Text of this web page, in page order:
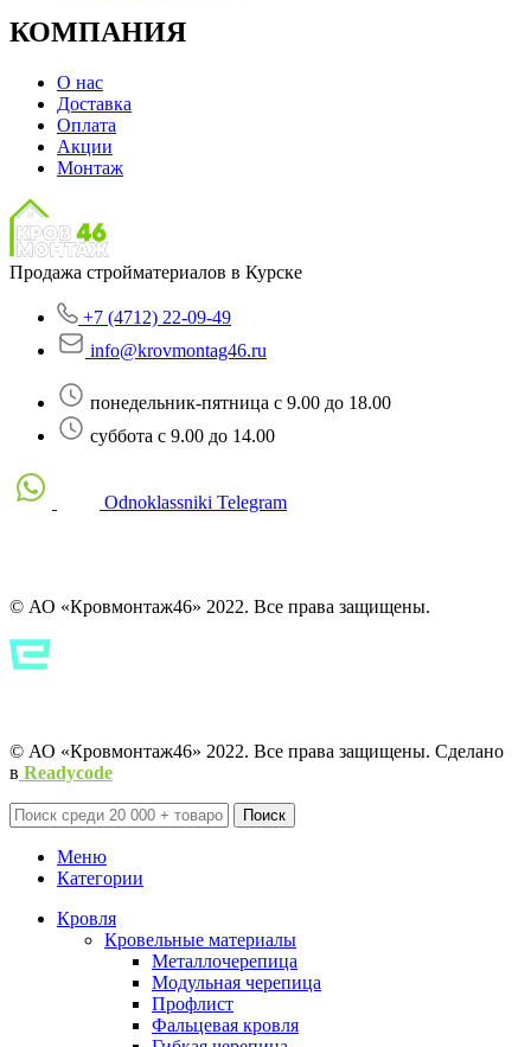
КОМПАНИЯ
О нас
Доставка
Оплата
Акции
Монтаж
Продажа стройматериалов в Курске
+7 (4712) 22-09-49
info@krovmontag46.ru
понедельник-пятница с 9.00 до 18.00
суббота с 9.00 до 14.00
Odnoklassniki Telegram
© АО «Кровмонтаж46» 2022. Все права защищены.
© АО «Кровмонтаж46» 2022. Все права защищены. Сделано
в Readycode
Поиск
Меню
Категории
Кровля
Кровельные материалы
Металлочерепица
Модульная черепица
Профлист
Фальцевая кровля